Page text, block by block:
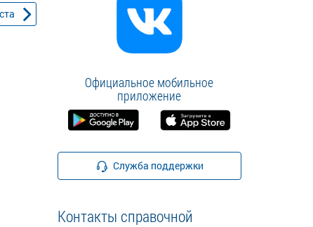
Официальное мобильное
приложение
Служба поддержки
Контакты справочной